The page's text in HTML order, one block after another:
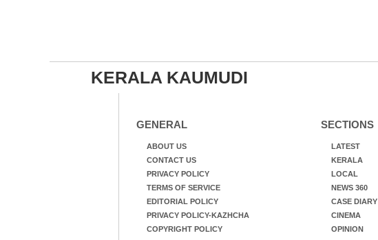
KERALA KAUMUDI
GENERAL
ABOUT US
CONTACT US
PRIVACY POLICY
TERMS OF SERVICE
EDITORIAL POLICY
PRIVACY POLICY-KAZHCHA
COPYRIGHT POLICY
SECTIONS
LATEST
KERALA
LOCAL
NEWS 360
CASE DIARY
CINEMA
OPINION